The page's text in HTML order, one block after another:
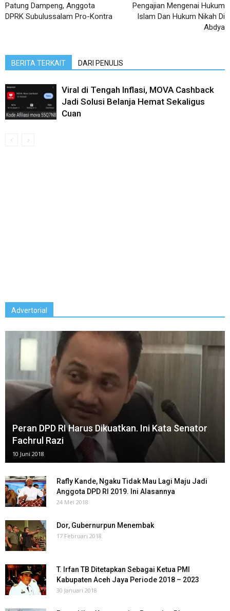
Patung Dampeng, Anggota
DPRK Subulussalam Pro-Kontra
Pengajian Mengenai Hukum
Islam Dan Hukum Nikah Di
Abdya
BERITA TERKAIT DARI PENULIS
Viral di Tengah Inflasi, MOVA Cashback
Jadi Solusi Belanja Hemat Sekaligus
Cuan
Advertorial
Peran DPD RI Harus Dikuatkan. Ini Kata Senator
Fachrul Razi
10 Juni 2018
Rafly Kande, Ngaku Tidak Mau Lagi Maju Jadi
Anggota DPD RI 2019. Ini Alasannya
24 Mei 2018
Dor, Gubernurpun Menembak
17 Februari 2018
T. Irfan TB Ditetapkan Sebagai Ketua PMI
Kabupaten Aceh Jaya Periode 2018 – 2023
30 Januari 2018